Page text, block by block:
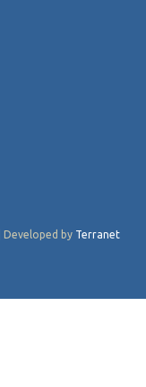
| Developed by Terranet